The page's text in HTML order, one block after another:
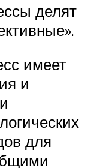
делят
имеет
и
для